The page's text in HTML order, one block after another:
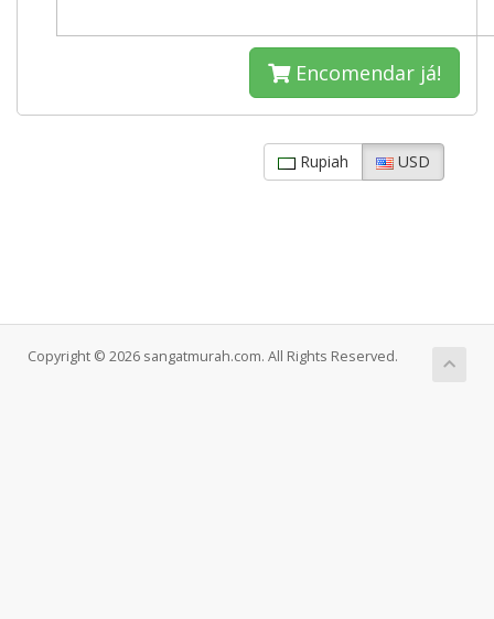
Encomendar já!
Rupiah USD
Copyright © 2026 sangatmurah.com. All Rights Reserved.